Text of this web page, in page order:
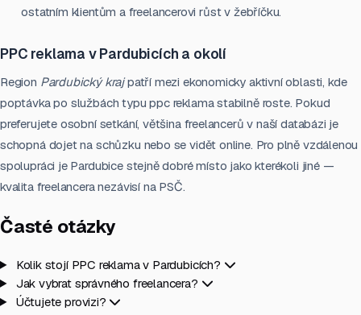
ostatním klientům a freelancerovi růst v žebříčku.
PPC reklama v Pardubicích a okolí
Region Pardubický krajpatří mezi ekonomicky aktivní oblasti, kde
poptávka po službách typu ppc reklama stabilně roste. Pokud
preferujete osobní setkání, většina freelancerů v naší databázi je
schopná dojet na schůzku nebo se vidět online. Pro plně vzdálenou
spolupráci je Pardubice stejně dobré místo jako kterékoli jiné —
kvalita freelancera nezávisí na PSČ.
Časté otázky
Kolik stojí PPC reklama v Pardubicích?
Jak vybrat správného freelancera?
Účtujete provizi?